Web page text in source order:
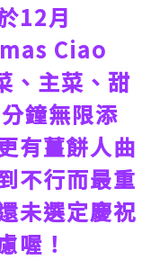
12月
Ciao
、主菜、甜
鐘無限添
有薑餅人曲
不行而最重
未選定慶祝
喔！